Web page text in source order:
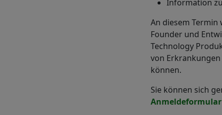
Information
An diesem Termin
Founder und
Technology
von
können.
Sie können sich